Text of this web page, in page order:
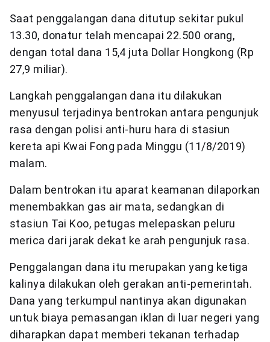
Saat penggalangan dana ditutup sekitar pukul
13.30, donatur telah mencapai 22.500 orang,
dengan total dana 15,4 juta Dollar Hongkong (Rp
27,9 miliar).
Langkah penggalangan dana itu dilakukan
menyusul terjadinya bentrokan antara pengunjuk
rasa dengan polisi anti-huru hara di stasiun
kereta api Kwai Fong pada Minggu (11/8/2019)
malam.
Dalam bentrokan itu aparat keamanan dilaporkan
menembakkan gas air mata, sedangkan di
stasiun Tai Koo, petugas melepaskan peluru
merica dari jarak dekat ke arah pengunjuk rasa.
Penggalangan dana itu merupakan yang ketiga
kalinya dilakukan oleh gerakan anti-pemerintah.
Dana yang terkumpul nantinya akan digunakan
untuk biaya pemasangan iklan di luar negeri yang
diharapkan dapat memberi tekanan terhadap